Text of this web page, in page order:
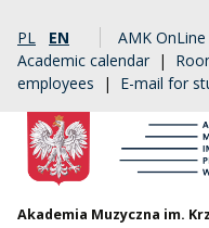
PL EN AMK OnLine
Academic calendar |
employees | E-mail for
Akademia Muzyczna im.